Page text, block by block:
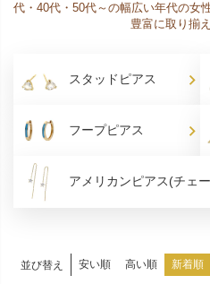
代・40代・50代～の幅広い年代の女
豊富に取り揃
スタッドピアス
フープピアス
アメリカンピアス(チェ
並び替え 安い順 高い順 新着順